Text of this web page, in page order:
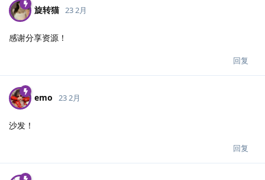
旋转猫 23 2月
感谢分享资源！
回复
emo 23 2月
沙发！
回复